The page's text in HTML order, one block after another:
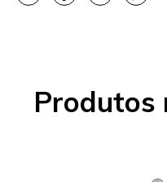
Produtos